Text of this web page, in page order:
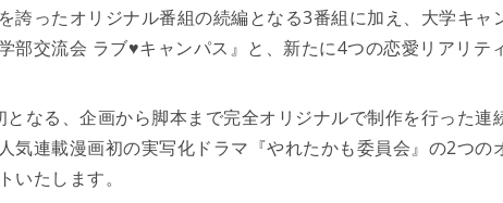
誇ったオリジナル番組の続編となる3番組に加え、大学キャ
部交流会 ラブ♥キャンパス』と、新たに4つの恋愛リアリテ
なる、企画から脚本まで完全オリジナルで制作を行った連
気連載漫画初の実写化ドラマ『やれたかも委員会』の2つの
いたします。